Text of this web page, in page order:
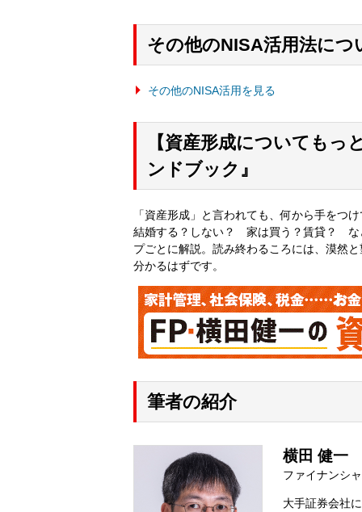
その他のNISA活用法に
その他のNISA活用を見る
【資産形成についても
ンドブック』
「資産形成」と言われても、何から手をつ
結婚する？しない？ 家は買う？賃貸？ な
プごとに解説。読み終わるころには、漠然
分かるはずです。
筆者の紹介
横田 健一
ファイナンシ
大手証券会社